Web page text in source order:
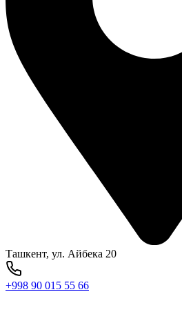
Ташкент, ул. Айбека 20
+998 90 015 55 66